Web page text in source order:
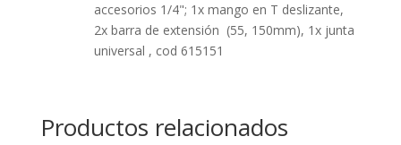
accesorios 1/4"; 1x mango en T deslizante,
2x barra de extensión (55, 150mm), 1x junta
universal , cod 615151
Productos relacionados